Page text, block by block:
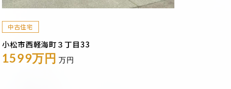
中古住宅
小松市西軽海町３丁目33
1599万円 万円